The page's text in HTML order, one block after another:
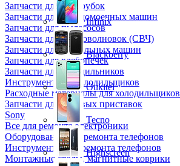
Запчасти для мясорубок
Запчасти для посудомоечных машин
Запчасти для пылесосов
Запчасти для микроволновок (СВЧ)
Запчасти для стиральных машин
Запчасти для хлебопечек
Запчасти для холодильников
Инструмент для холодильщиков
Расходные материалы для холодильщиков
Запчасти для игровых приставок
Sony
Все для ремонта электроники
Оборудование для ремонта телефонов
Инструменты для ремонта телефонов
Монтажные столы, магнитные коврики
Infinix
Blackberry
Oukitel
Tecno
Highscreen